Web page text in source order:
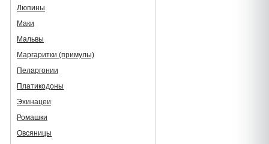
Люпины
Маки
Мальвы
Маргаритки (примулы)
Пеларгонии
Платикодоны
Эхинацеи
Ромашки
Овсяницы